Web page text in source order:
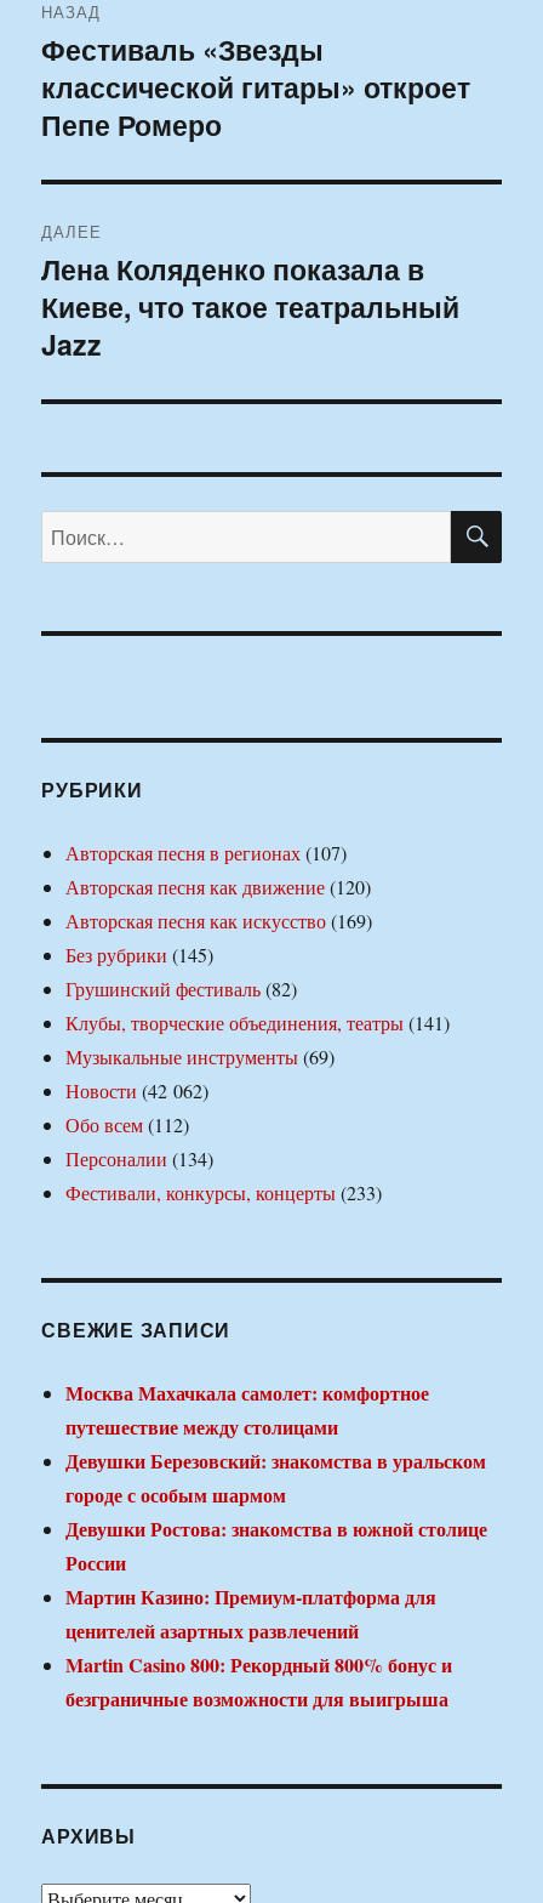
по
записям
НАЗАД
Предыдущая
запись:
Фестиваль «Звезды
классической гитары» откроет
Пепе Ромеро
ДАЛЕЕ
Следующая
запись:
Лена Коляденко показала в
Киеве, что такое театральный
Jazz
Искать:
РУБРИКИ
Авторская песня в регионах(107)
Авторская песня как движение(120)
Авторская песня как искусство(169)
Без рубрики (145)
Грушинский фестиваль(82)
Клубы, творческие объединения, театры(141)
Музыкальные инструменты(69)
Новости (42 062)
Обо всем(112)
Персоналии (134)
Фестивали, конкурсы, концерты(233)
СВЕЖИЕ ЗАПИСИ
Москва Махачкала самолет: комфортное
путешествие между столицами
Девушки Березовский: знакомства в уральском
городе с особым шармом
Девушки Ростова: знакомства в южной столице
России
Мартин Казино: Премиум-платформа для
ценителей азартных развлечений
Martin Casino 800: Рекордный 800% бонус и
безграничные возможности для выигрыша
АРХИВЫ
Архивы